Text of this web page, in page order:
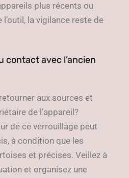
plus récents ou
la vigilance reste de
contact avec l’ancien
aux sources et
de l’appareil?
de ce verrouillage peut
à condition que les
et précises. Veillez à
et organisez une